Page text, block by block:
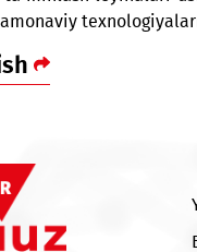
Barcha
zamonaviy